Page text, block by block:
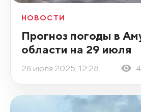
НОВОСТИ
Прогноз погоды в
области на 29 июля
28 июля 2025, 12:28